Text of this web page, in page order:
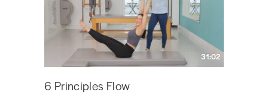
31:02
6 Principles Flow